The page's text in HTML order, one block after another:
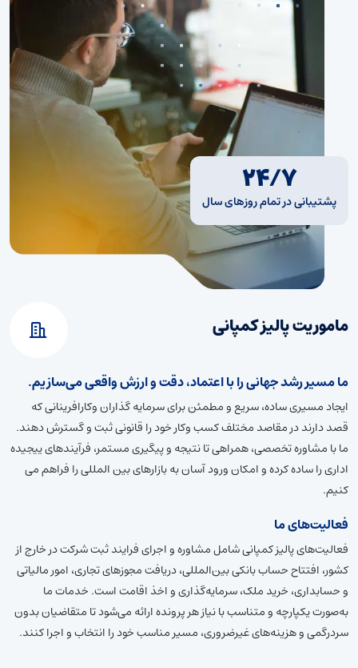
۲۴/۷
پشتیبانی در تمام روزهای سال
ماموریت پالیز کمپانی
ما مسیر رشد جهانی را با اعتماد، دقت و ارزش واقعی می‌سازیم.
ایجاد مسیرى ساده، سریع و مطمئن براى سرمایه گذاران وکارافرینانی که
قصد دارند در مقاصد مختلف کسب وکار خود را قانونى ثبت و گسترش دهند.
ما با مشاوره تخصصى، همراهى تا نتیجه و پیگیری مستمر، فرآیندهاى ییجیده
ادارى را ساده کرده و امکان ورود آسان به بازارهاى بین المللى را فراهم مى
کنیم.
فعالیت‌های ما
فعالیت‌های پالیز کمپانی شامل مشاوره و اجرای فرایند ثبت شرکت در خارج از
کشور، افتتاح حساب بانکی بین‌المللی، دریافت مجوزهای تجاری، امور مالیاتی
و حسابداری، خرید ملک، سرمایه‌گذاری و اخذ اقامت است. خدمات ما
به‌صورت یکپارچه و متناسب با نیاز هر پرونده ارائه می‌شود تا متقاضیان بدون
سردرگمی و هزینه‌های غیرضروری، مسیر مناسب خود را انتخاب و اجرا کنند.